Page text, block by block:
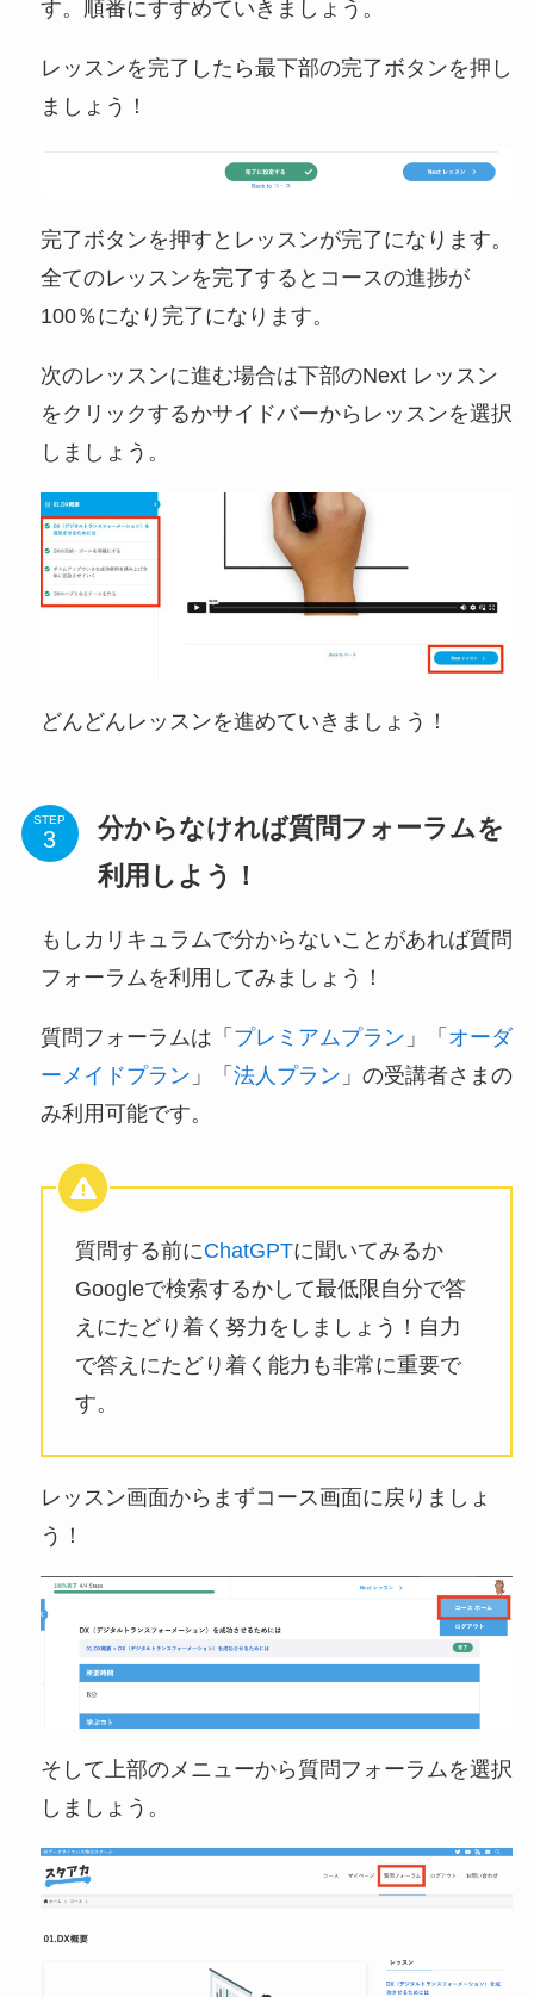
す。順番にすすめていきましょう。
レッスンを完了したら最下部の完了ボタンを押し
ましょう！
完了ボタンを押すとレッスンが完了になります。
全てのレッスンを完了するとコースの進捗が
100％になり完了になります。
次のレッスンに進む場合は下部のNext レッスン
をクリックするかサイドバーからレッスンを選択
しましょう。
どんどんレッスンを進めていきましょう！
STEP
分からなければ質問フォーラムを
利用しよう！
もしカリキュラムで分からないことがあれば質問
フォーラムを利用してみましょう！
質問フォーラムは「 プレミアムプラン 」「 オーダ
ーメイドプラン 」「 法人プラン 」の受講者さまの
み利用可能です。
質問する前にChatGPTに聞いてみるか
Googleで検索するかして最低限自分で答
えにたどり着く努力をしましょう！自力
で答えにたどり着く能力も非常に重要で
す。
レッスン画面からまずコース画面に戻りましょ
う！
そして上部のメニューから質問フォーラムを選択
しましょう。